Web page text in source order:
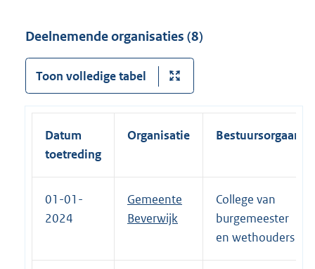
Deelnemende organisaties (8)
Toon volledige tabel
Datum
toetreding
Organisatie Bestuursorgaan
01-01-
2024
Gemeente
Beverwijk
College van
burgemeester
en wethouders